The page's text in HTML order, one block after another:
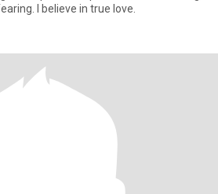
I believe in true love.